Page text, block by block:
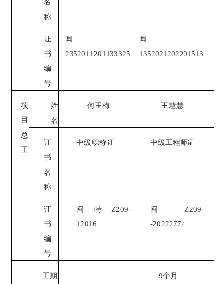
称
证
书
编
号
闽
2352011201133325
闽
1352021202201513
项
目
总
工
姓
名
何玉梅 王慧慧
证
书
名
称
中级职称证 中级工程师证
证
书
编
号
闽特 Z209-
12016
闽 Z209-
-20222774
工期 9个月